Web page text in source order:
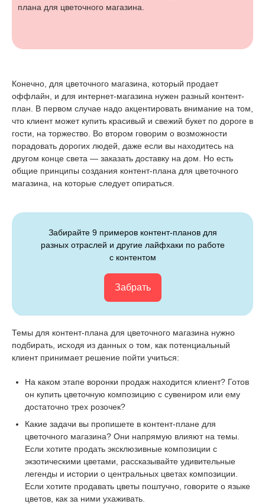
плана для цветочного магазина.
Конечно, для цветочного магазина, который продает
оффлайн, и для интернет-магазина нужен разный контент-
план. В первом случае надо акцентировать внимание на том,
что клиент может купить красивый и свежий букет по дороге в
гости, на торжество. Во втором говорим о возможности
порадовать дорогих людей, даже если вы находитесь на
другом конце света — заказать доставку на дом. Но есть
общие принципы создания контент-плана для цветочного
магазина, на которые следует опираться.
Забирайте 9 примеров контент-планов для
разных отраслей и другие лайфхаки по работе
с контентом
Забрать
Темы для контент-плана для цветочного магазина нужно
подбирать, исходя из данных о том, как потенциальный
клиент принимает решение пойти учиться:
На каком этапе воронки продаж находится клиент? Готов
он купить цветочную композицию с сувениром или ему
достаточно трех розочек?
Какие задачи вы пропишете в контент-плане для
цветочного магазина? Они напрямую влияют на темы.
Если хотите продать эксклюзивные композиции с
экзотическими цветами, рассказывайте удивительные
легенды и истории о центральных цветах композиции.
Если хотите продавать цветы поштучно, говорите о языке
цветов, как за ними ухаживать.